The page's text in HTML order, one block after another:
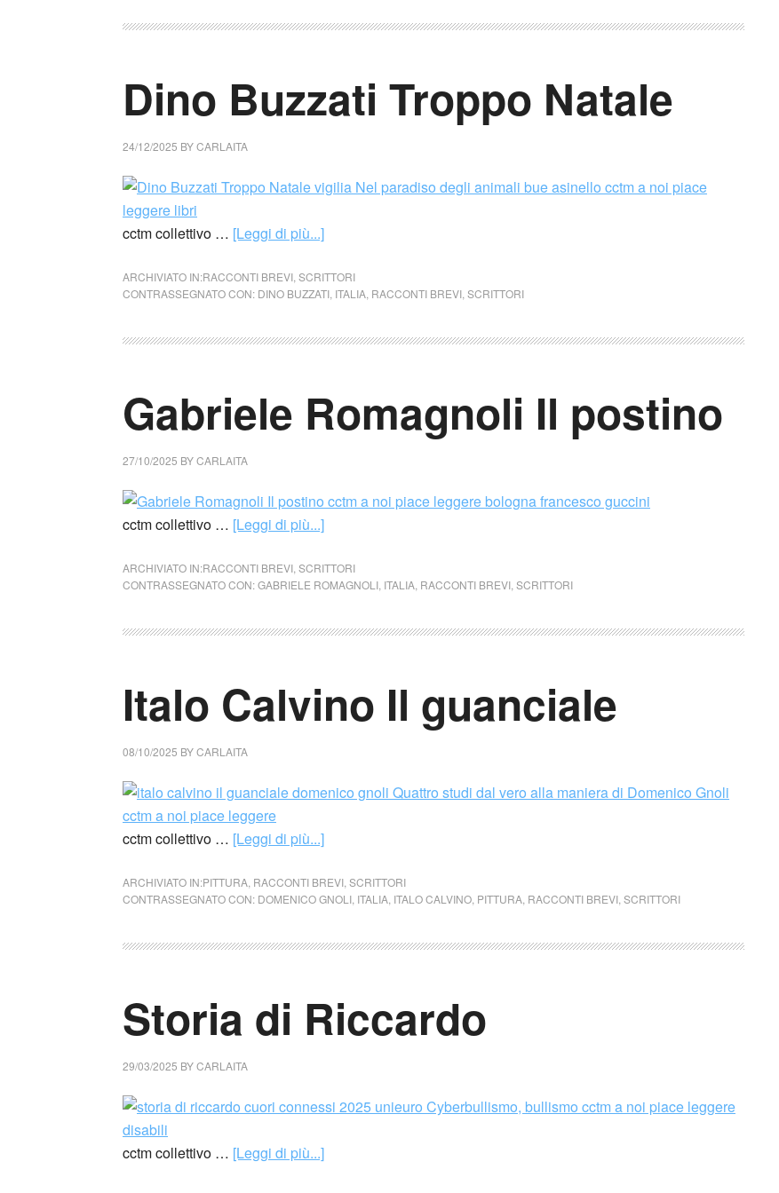
Dino Buzzati Troppo Natale
24/12/2025 BYCARLAITA
cctm collettivo … [Leggi di più...]
ARCHIVIATO IN:RACCONTI BREVI SCRITTORI
CONTRASSEGNATO CON: DINO BUZZATI ITALIA RACCONTI BREVI SCRITTORI
Gabriele Romagnoli Il postino
27/10/2025 BYCARLAITA
cctm collettivo … [Leggi di più...]
ARCHIVIATO IN:RACCONTI BREVI SCRITTORI
CONTRASSEGNATO CON:GABRIELE ROMAGNOLI ITALIA RACCONTI BREVI SCRITTORI
Italo Calvino Il guanciale
08/10/2025 BYCARLAITA
cctm collettivo … [Leggi di più...]
ARCHIVIATO IN:PITTURA RACCONTI BREVI SCRITTORI
CONTRASSEGNATO CON: DOMENICO GNOLI ITALIA ITALO CALVINO PITTURA RACCONTI BREVI SCRITTORI
Storia di Riccardo
29/03/2025 BYCARLAITA
cctm collettivo … [Leggi di più...]